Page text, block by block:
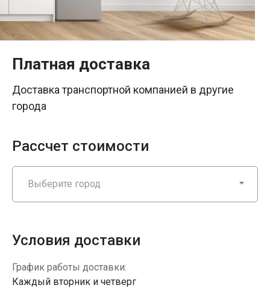
Платная доставка
Доставка транспортной компанией в другие
города
Рассчет стоимости
Выберите город
Условия доставки
График работы доставки:
Каждый вторник и четверг